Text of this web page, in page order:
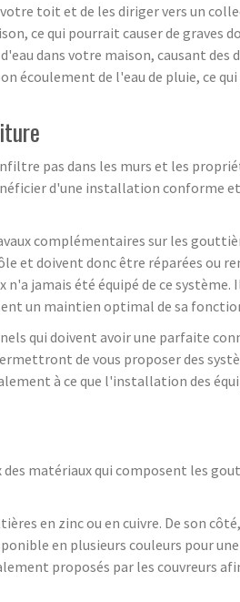
toit et de les diriger vers un
ce qui pourrait causer de graves
dans votre maison, causant des
de l'eau de pluie, ce
pas dans les murs et les
d'une installation
complémentaires sur les
et doivent donc être réparées ou
jamais été équipé de ce système.
un maintien optimal de sa
qui doivent avoir une parfaite
de vous proposer des
à ce que l'installation des
matériaux qui composent les
en zinc ou en cuivre. De son
en plusieurs couleurs pour
proposés par les couvreurs